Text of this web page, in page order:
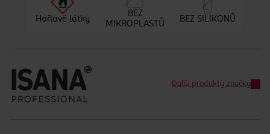
Hořlavé látky
BEZ
MIKROPLASTŮ
BEZ SILIKONŮ
Další produkty značky